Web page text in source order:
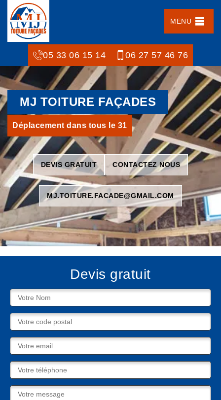
MENU
05 33 06 15 14 06 27 57 46 76
MJ TOITURE FAÇADES
Déplacement dans tous le 31
DEVIS GRATUIT CONTACTEZ NOUS
MJ.TOITURE.FACADE@GMAIL.COM
Devis gratuit